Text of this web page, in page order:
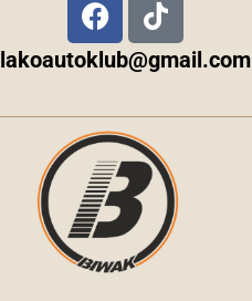
lakoautoklub@gmail.com